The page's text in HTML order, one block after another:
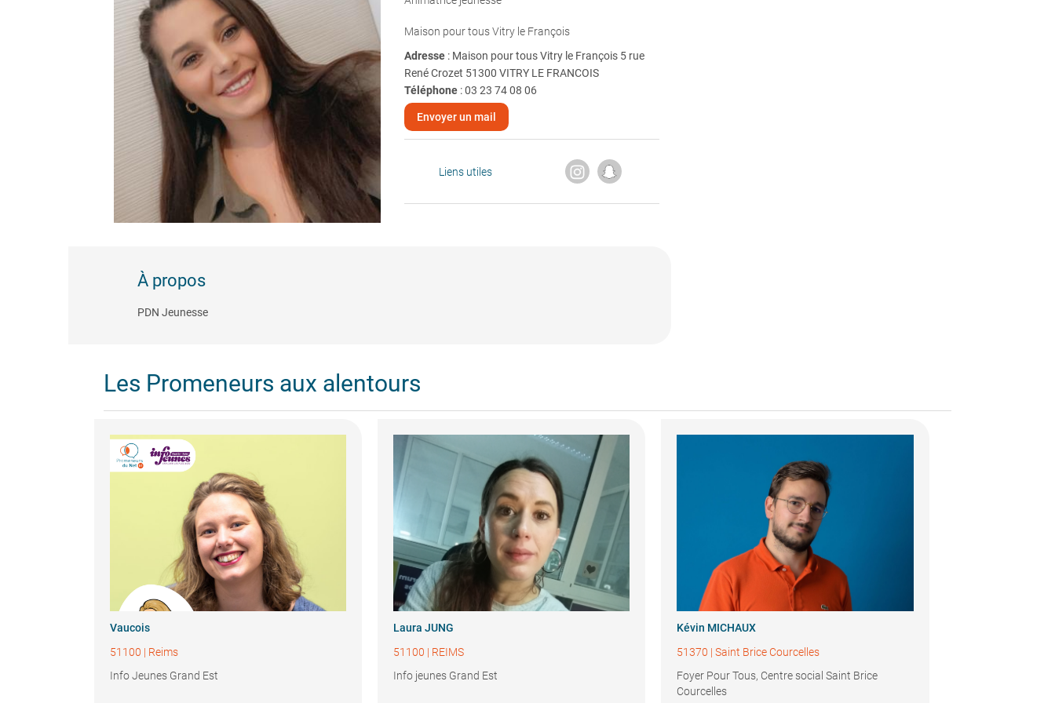
Maison pour tous Vitry le François
Adresse : Maison pour tous Vitry le François 5 rue
René Crozet 51300 VITRY LE FRANCOIS
Téléphone:03 23 74 08 06
Envoyer un mail
Liens utiles
À propos
PDN Jeunesse
Les Promeneurs aux alentours
Vaucois
51100 | Reims
Info Jeunes Grand Est
Laura JUNG
51100 | REIMS
Info jeunes Grand Est
Kévin MICHAUX
51370 |Saint Brice Courcelles
Foyer Pour Tous, Centre social Saint Brice
Courcelles